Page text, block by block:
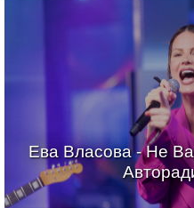
Ева Власова - Не